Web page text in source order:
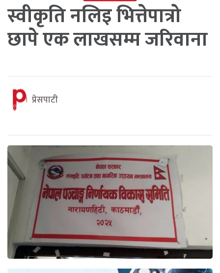
स्वीकृति नलिइ भित्तेपात्रो
छापे एक लाखसम्म जरिवाना
प्रेसपाटी